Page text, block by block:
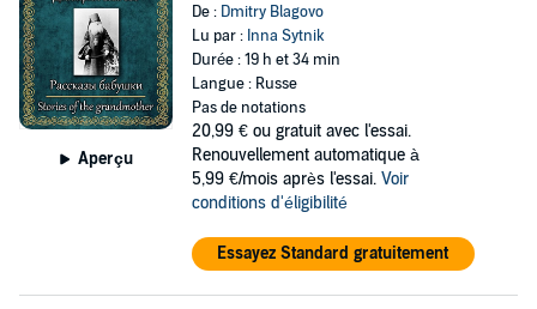
Aperçu
De : Dmitry Blagovo
Lu par : Inna Sytnik
Durée : 19 h et 34 min
Langue : Russe
Pas de notations
20,99 € ou gratuit avec l'essai.
Renouvellement automatique à
5,99 €/mois après l'essai. Voir
conditions d'éligibilité
Essayez Standard gratuitement